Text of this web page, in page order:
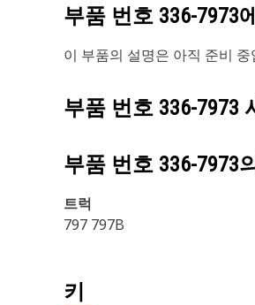
부품 번호 336-7973
이 부품의 설명은 아직 준비 중
부품 번호 336-7973
부품 번호 336-7973
트럭
797 797B
키